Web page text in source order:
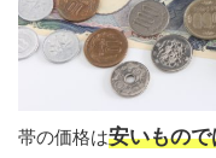
帯の価格は安いもの